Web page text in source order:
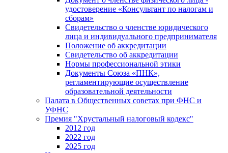
удостоверение «Консультант по налогам и
сборам»
Свидетельство о членстве юридического
лица и индивидуального предпринимателя
Положение об аккредитации
Свидетельство об аккредитации
Нормы профессиональной этики
Документы Союза «ПНК»,
регламентирующие осуществление
образовательной деятельности
Палата в Общественных советах при ФНС и
УФНС
Премия "Хрустальный налоговый кодекс"
2012 год
2022 год
2025 год